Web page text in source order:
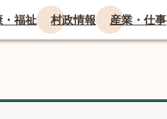
福祉 村政情報 産業・仕事